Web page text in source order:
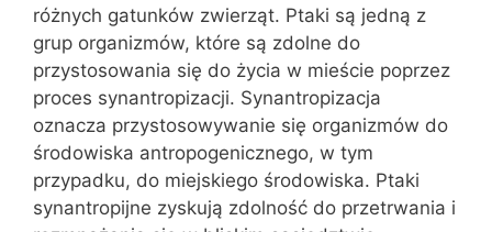
różnych gatunków zwierząt. Ptaki są jedną z
grup organizmów, które są zdolne do
przystosowania się do życia w mieście poprzez
proces synantropizacji. Synantropizacja
oznacza przystosowywanie się organizmów do
środowiska antropogenicznego, w tym
przypadku, do miejskiego środowiska. Ptaki
synantropijne zyskują zdolność do przetrwania i